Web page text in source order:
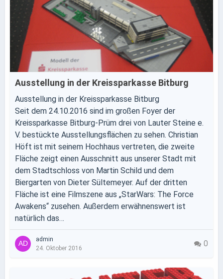
Ausstellung in der Kreissparkasse Bitburg
Ausstellung in der Kreissparkasse Bitburg
Seit dem 24.10.2016 sind im großen Foyer der
Kreissparkasse Bitburg-Prüm drei von Lauter Steine e.
V. bestückte Ausstellungsflächen zu sehen. Christian
Höft ist mit seinem Hochhaus vertreten, die zweite
Fläche zeigt einen Ausschnitt aus unserer Stadt mit
dem Stadtschloss von Martin Schild und dem
Biergarten von Dieter Sültemeyer. Auf der dritten
Fläche ist eine Filmszene aus „StarWars: The Force
Awakens“ zusehen. Außerdem erwähnenswert ist
natürlich das…
admin
24. Oktober 2016
0